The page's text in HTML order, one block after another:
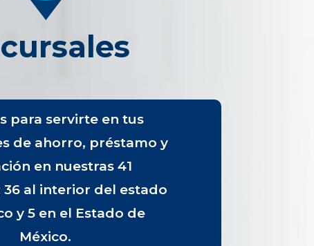
para servirte en tus
de ahorro, préstamo y
en nuestras 41
36 al interior del estado
y 5 en el Estado de
México.